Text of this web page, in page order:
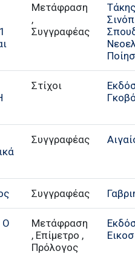
Μετάφραση , Συγγραφέας
Στίχοι
Συγγραφέας
Συγγραφέας
Ο
Μετάφραση
, Επίμετρο ,
Πρόλογος